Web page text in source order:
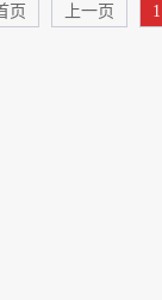
页 上一页 1